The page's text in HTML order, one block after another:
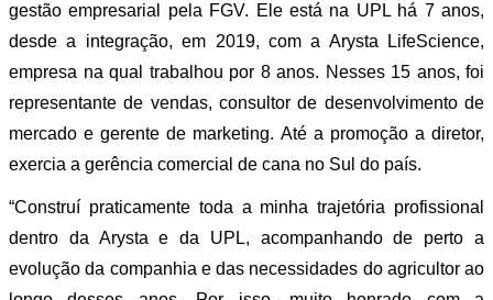
gestão empresarial pela FGV. Ele está na UPL há 7 anos,
desde a integração, em 2019, com a Arysta LifeScience,
empresa na qual trabalhou por 8 anos. Nesses 15 anos, foi
representante de vendas, consultor de desenvolvimento de
mercado e gerente de marketing. Até a promoção a diretor,
exercia a gerência comercial de cana no Sul do país.
“Construí praticamente toda a minha trajetória profissional
dentro da Arysta e da UPL, acompanhando de perto a
evolução da companhia e das necessidades do agricultor ao